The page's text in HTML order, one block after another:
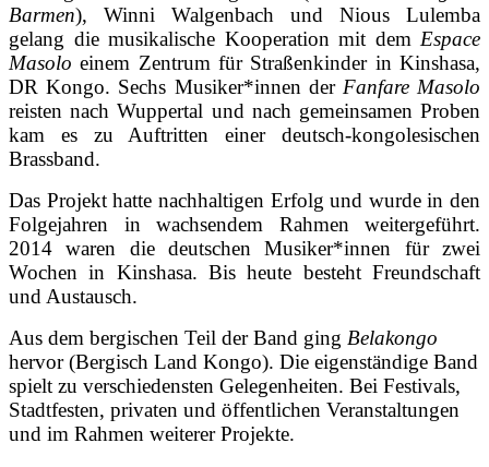
Barmen), Winni Walgenbach und Nious Lulemba
gelang die musikalische Kooperation mit dem Espace
Masolo einem Zentrum für Straßenkinder in Kinshasa,
DR Kongo. Sechs Musiker*innen der Fanfare Masolo
reisten nach Wuppertal und nach gemeinsamen Proben
kam es zu Auftritten einer deutsch-kongolesischen
Brassband.
Das Projekt hatte nachhaltigen Erfolg und wurde in den
Folgejahren in wachsendem Rahmen weitergeführt.
2014 waren die deutschen Musiker*innen für zwei
Wochen in Kinshasa. Bis heute besteht Freundschaft
und Austausch.
Aus dem bergischen Teil der Band ging Belakongo
hervor (Bergisch Land Kongo). Die eigenständige Band
spielt zu verschiedensten Gelegenheiten. Bei Festivals,
Stadtfesten, privaten und öffentlichen Veranstaltungen
und im Rahmen weiterer Projekte.